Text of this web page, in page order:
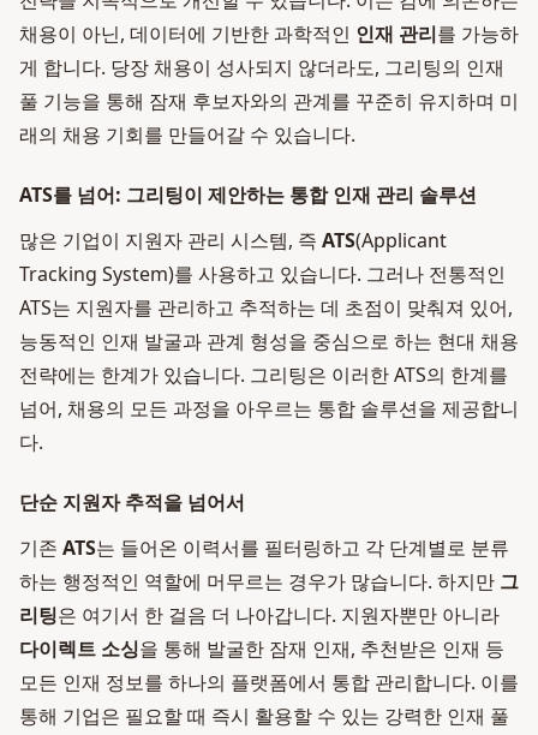
채용이 아닌, 데이터에 기반한 과학적인 인재 관리를 가능하
게 합니다. 당장 채용이 성사되지 않더라도, 그리팅의 인재
풀 기능을 통해 잠재 후보자와의 관계를 꾸준히 유지하며 미
래의 채용 기회를 만들어갈 수 있습니다.
ATS를 넘어: 그리팅이 제안하는 통합 인재 관리 솔루션
많은 기업이 지원자 관리 시스템, 즉 ATS(Applicant
Tracking System)를 사용하고 있습니다. 그러나 전통적인
ATS는 지원자를 관리하고 추적하는 데 초점이 맞춰져 있어,
능동적인 인재 발굴과 관계 형성을 중심으로 하는 현대 채용
전략에는 한계가 있습니다. 그리팅은 이러한 ATS의 한계를
넘어, 채용의 모든 과정을 아우르는 통합 솔루션을 제공합니
다.
단순 지원자 추적을 넘어서
기존 ATS는 들어온 이력서를 필터링하고 각 단계별로 분류
하는 행정적인 역할에 머무르는 경우가 많습니다. 하지만 그
리팅은 여기서 한 걸음 더 나아갑니다. 지원자뿐만 아니라
다이렉트 소싱을 통해 발굴한 잠재 인재, 추천받은 인재 등
모든 인재 정보를 하나의 플랫폼에서 통합 관리합니다. 이를
통해 기업은 필요할 때 즉시 활용할 수 있는 강력한 인재 풀